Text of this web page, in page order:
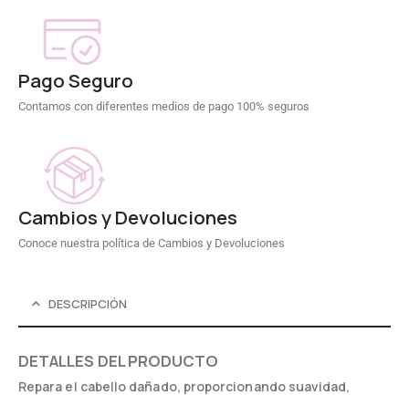
Pago Seguro
Contamos con diferentes medios de pago 100% seguros
Cambios y Devoluciones
Conoce nuestra política de Cambios y Devoluciones
DESCRIPCIÓN
DETALLES DEL PRODUCTO
Repara el cabello dañado, proporcionando suavidad,